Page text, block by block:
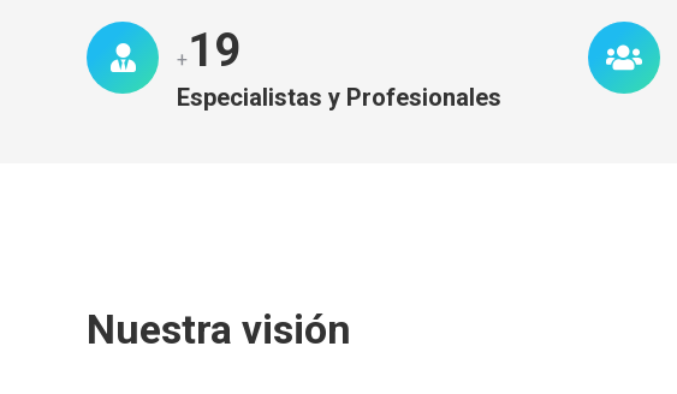
+20
Especialistas y Profesionales
Nuestra visión